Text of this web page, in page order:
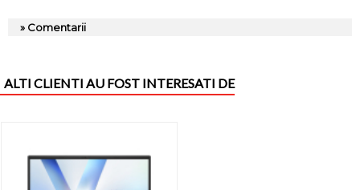
» Comentarii
ALTI CLIENTI AU FOST INTERESATI DE